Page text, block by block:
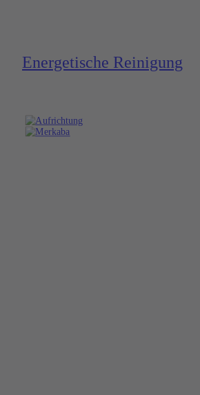
Energe­tische Reinigung